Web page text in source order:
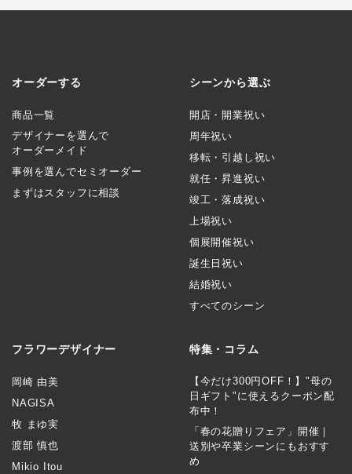
オーダーする
商品一覧
デザイナーを選んで
オーダーメイド
事例を選んでセミオーダー
まずはスタッフに相談
シーンから選ぶ
開店・開業祝い
周年祝い
移転・引越し祝い
就任・昇進祝い
竣工・落成祝い
上場祝い
個展開催祝い
誕生日祝い
結婚祝い
すべてのシーン
フラワーデザイナー
岡崎 由美
NAGISA
牧 まゆ実
渡部 慎也
Mikio Itou
特集・コラム
【今だけ300円OFF！】"母の
日ギフト"に使えるクーポン配
布中！
「春の花贈りフェア」開催｜
送別や卒業シーンにもおすす
め